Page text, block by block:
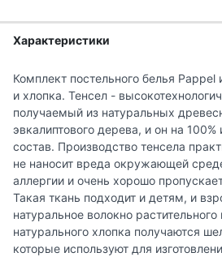
Характеристики
Комплект постельного белья Pappel
и хлопка. Тенсел -
получаемый из натуральных
эвкалиптового дерева, и он на
состав. Производство тенсела
не наносит вреда окружающей
аллергии и очень хорошо
Такая ткань подходит и детям, и
натуральное волокно
натурального хлопка получаются
которые используют для